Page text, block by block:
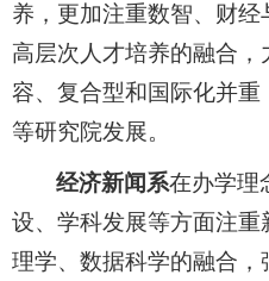
养，更加注重数智、财
高层次人才培养的融合
容、复合型和国际化并
等研究院发展。
经济新闻系在办学理
设、学科发展等方面注
理学、数据科学的融合